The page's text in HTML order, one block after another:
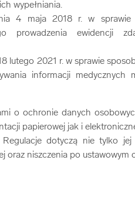
wypełniania.
4 maja 2018 r. w sprawie
prowadzenia ewidencji
lutego 2021 r. w sprawie
informacji medycznych
o ochronie danych
papierowej jak i
dotyczą nie tylko jej
oraz niszczenia po ustawowym